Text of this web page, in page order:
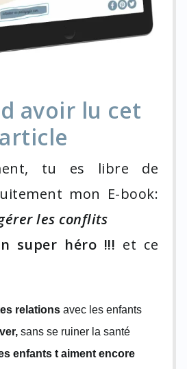
d avoir lu cet
article
tu es libre de
mon E-book:
les conflits
super héro !!! et ce
relations avec les enfants
sans se ruiner la santé
enfants t aiment encore